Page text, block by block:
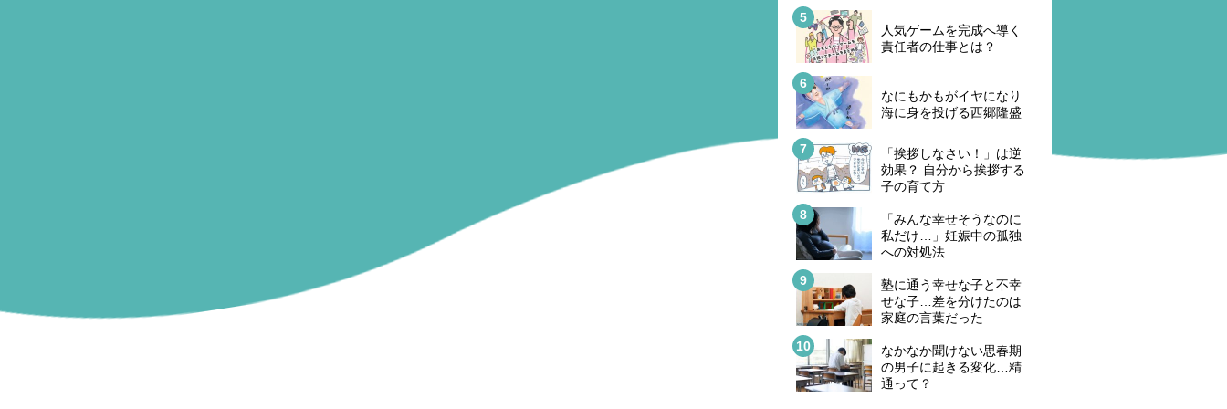
人気ゲームを完成へ導く
責任者の仕事とは？
なにもかもがイヤになり
海に身を投げる西郷隆盛
「挨拶しなさい！」は逆
効果？ 自分から挨拶する
子の育て方
「みんな幸せそうなのに
私だけ…」妊娠中の孤独
への対処法
塾に通う幸せな子と不幸
せな子…差を分けたのは
家庭の言葉だった
なかなか聞けない思春期
の男子に起きる変化…精
通って？